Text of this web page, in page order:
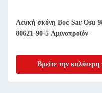
Λευκή σκόνη Boc-Sar-Osu
80621-90-5 Αμινοπροϊόν
Βρείτε την καλύτερη